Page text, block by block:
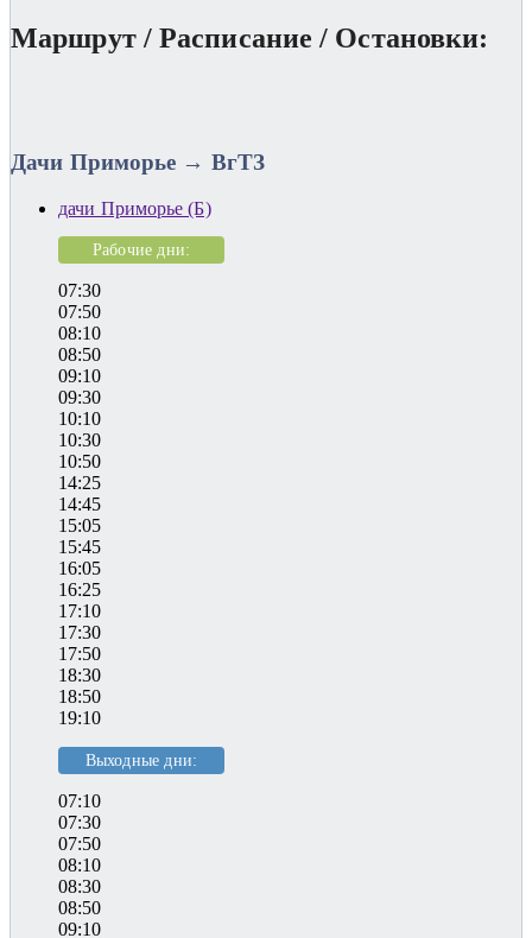
Маршрут / Расписание / Остановки:
Дачи Приморье → ВгТЗ
дачи Приморье (Б)
Рабочие дни:
07:30
07:50
08:10
08:50
09:10
09:30
10:10
10:30
10:50
14:25
14:45
15:05
15:45
16:05
16:25
17:10
17:30
17:50
18:30
18:50
19:10
Выходные дни:
07:10
07:30
07:50
08:10
08:30
08:50
09:10